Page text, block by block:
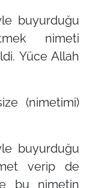
buyurduğu
nimeti
Yüce Allah
(nimetimi)
buyurduğu
verip de
bu nimetin